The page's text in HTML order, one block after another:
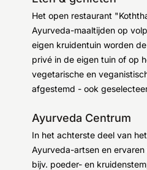
Het open restaurant
Ayurveda-maaltijden op
eigen kruidentuin worden
privé in de eigen tuin of op
vegetarische en
afgestemd - ook
Ayurveda Centrum
In het achterste deel van
Ayurveda-artsen en
bijv. poeder- en